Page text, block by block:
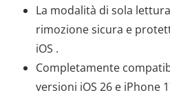
La modalità di sola
rimozione sicura e
iOS .
Completamente
versioni iOS 26 e iPhone